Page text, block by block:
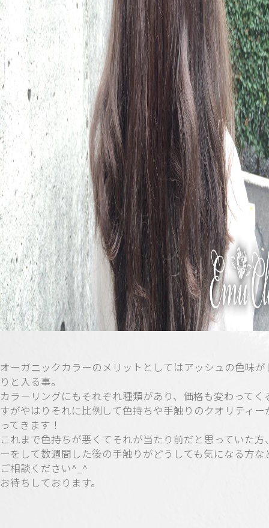
オーガニックカラーのメリットとしてはアッシュの色味が
りと入る事。
カラーリングにもそれぞれ種類があり、価格も変わってく
すがやはりそれに比例して色持ちや手触りのクオリティー
ってきます！
これまで色持ちが悪くてそれが当たり前だと思っていた方
ーをして数週間した後の手触りがどうしても気になる方な
ご相談ください^_^
お待ちしております。